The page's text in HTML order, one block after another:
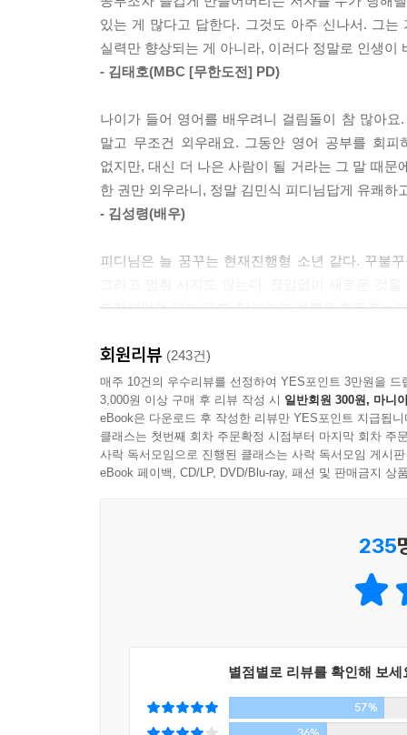
영어도 인생도 작은 성취감이 모여 성공을 이룬다!
영어뿐만 아니라 일본어, 중국어로도 대화가 가
다국어에 능통한 비결 역시 기초회화 책을 외우
10문장씩 외우는 노하우, 회화 실력이 쑥쑥 느는
않고 공짜로 영어를 배울 수 있는 유익한 사이트와
김태호 PD는 이 책을 읽고 나서 “영어실력만 향
비결만이 아니라 영어 덕분에 인생이 바뀐 저자
있는 게 많다고 답한다. 그것도 아주 신나서. 그
실력만 향상되는 게 아니라, 이러다 정말로 인생이
- 김태호(MBC [무한도전] PD)
나이가 들어 영어를 배우려니 걸림돌이 참 많아
말고 무조건 외우래요. 그동안 영어 공부를 회
없지만, 대신 더 나은 사람이 될 거라는 그 말 때
한 권만 외우라니, 정말 김민식 피디님답게 유쾌하
- 김성령(배우)
피디님은 늘 꿈꾸는 현재진행형 소년 같다. 꾸불
도전이었던 영어 공부, 달리라고 채찍을 휘두르는
최선의 동기부여는 머리가 아니라 가슴을 움직
알아왔지만 언제나 경이로운 사람이었다. 이 책
아니다. 스스로 단점 투성이라고 생각하는 사람에
- 박상준(서울SF아카이브 대표)
회원리뷰 (243건)
매주 10건의 우수리뷰를 선정하여 YES포인트 3만원을 드
3,000원 이상 구매 후 리뷰 작성 시 일반회원 300원, 마니
eBook은 다운로드 후 작성한 리뷰만 YES포인트 지급됩니
클래스는 첫번째 회차 주문확정 시점부터 마지막 회차 주
사락 독서모임으로 진행된 클래스는 사락 독서모임 게시
eBook 페이백, CD/LP, DVD/Blu-ray, 패션 및 판매금지 상
235
별점별로 리뷰를 확인해 보세
57%